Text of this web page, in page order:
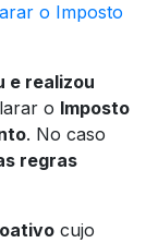
o Imposto
e realizou
o Imposto
. No caso
regras
cujo